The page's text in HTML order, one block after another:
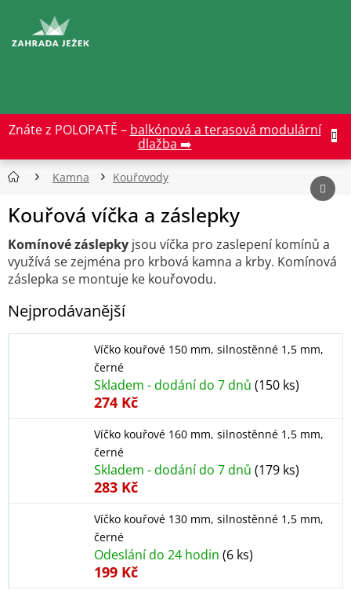
obsah
Znáte z POLOPATĚ – balkónová a terasová modulární
dlažba ➡️
Kamna Kouřovody
Kouřová víčka a záslepky
Komínové záslepky jsou víčka pro zaslepení komínů a
využívá se zejména pro krbová kamna a krby. Komínová
záslepka se montuje ke kouřovodu.
Nejprodávanější
Víčko kouřové 150 mm, silnostěnné 1,5 mm,
černé
Skladem - dodání do 7 dnů (150 ks)
274 Kč
Víčko kouřové 160 mm, silnostěnné 1,5 mm,
černé
Skladem - dodání do 7 dnů (179 ks)
283 Kč
Víčko kouřové 130 mm, silnostěnné 1,5 mm,
černé
Odeslání do 24 hodin (6 ks)
199 Kč